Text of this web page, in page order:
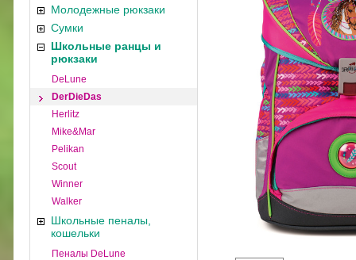
Молодежные рюкзаки
Сумки
Школьные ранцы и
рюкзаки
DeLune
DerDieDas
Herlitz
Mike&Mar
Pelikan
Scout
Winner
Walker
Школьные пеналы,
кошельки
Пеналы DeLune